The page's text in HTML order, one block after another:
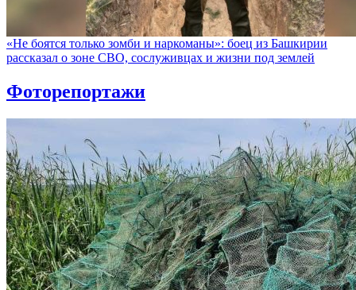
«Не боятся только зомби и наркоманы»: боец из Башкирии
рассказал о зоне СВО, сослуживцах и жизни под землей
Фоторепортажи